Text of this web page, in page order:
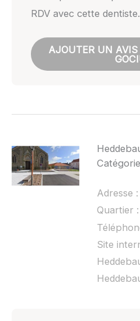
RDV avec cette
AJOUTER UN
Adresse :
Quartier :
Site